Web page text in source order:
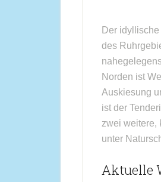
Der idyllische
des
Norden ist
Auskiesung
ist der
zwei weitere,
unter
Aktuelle